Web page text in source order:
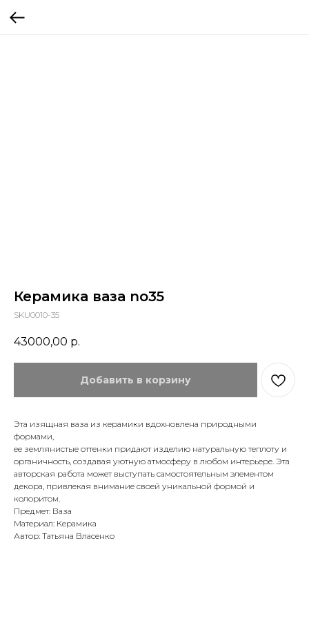
Керамика ваза no35
SKU0010-35
43000,00 р.
Добавить в корзину
Эта изящная ваза из керамики вдохновлена природными
формами,
ее землянистые оттенки придают изделию натуральную теплоту и
органичность, создавая уютную атмосферу в любом интерьере. Эта
авторская работа может выступать самостоятельным элементом
декора, привлекая внимание своей уникальной формой и
колоритом.
Предмет: Ваза
Материал: Керамика
Автор: Татьяна Власенко